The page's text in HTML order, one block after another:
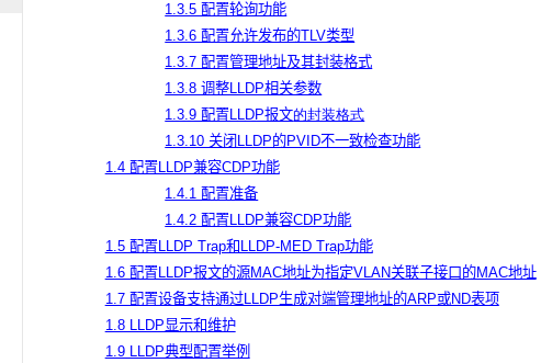
1.3.5 配置轮询功能
1.3.6 配置允许发布的TLV类型
1.3.7 配置管理地址及其封装格式
1.3.8 调整LLDP相关参数
1.3.9 配置LLDP报文的封装格式
1.3.10 关闭LLDP的PVID不一致检查功能
1.4 配置LLDP兼容CDP功能
1.4.1 配置准备
1.4.2 配置LLDP兼容CDP功能
1.5 配置LLDP Trap和LLDP-MED Trap功能
1.6 配置LLDP报文的源MAC地址为指定VLAN关联子接口的MAC地址
1.7 配置设备支持通过LLDP生成对端管理地址的ARP或ND表项
1.8 LLDP显示和维护
1.9 LLDP典型配置举例